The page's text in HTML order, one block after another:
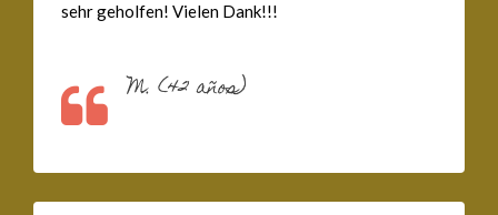
sehr geholfen! Vielen Dank!!!
M. (42 años)